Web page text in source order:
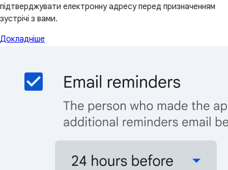
підтверджувати електронну адресу перед призначенням
зустрічі з вами.
Докладніше